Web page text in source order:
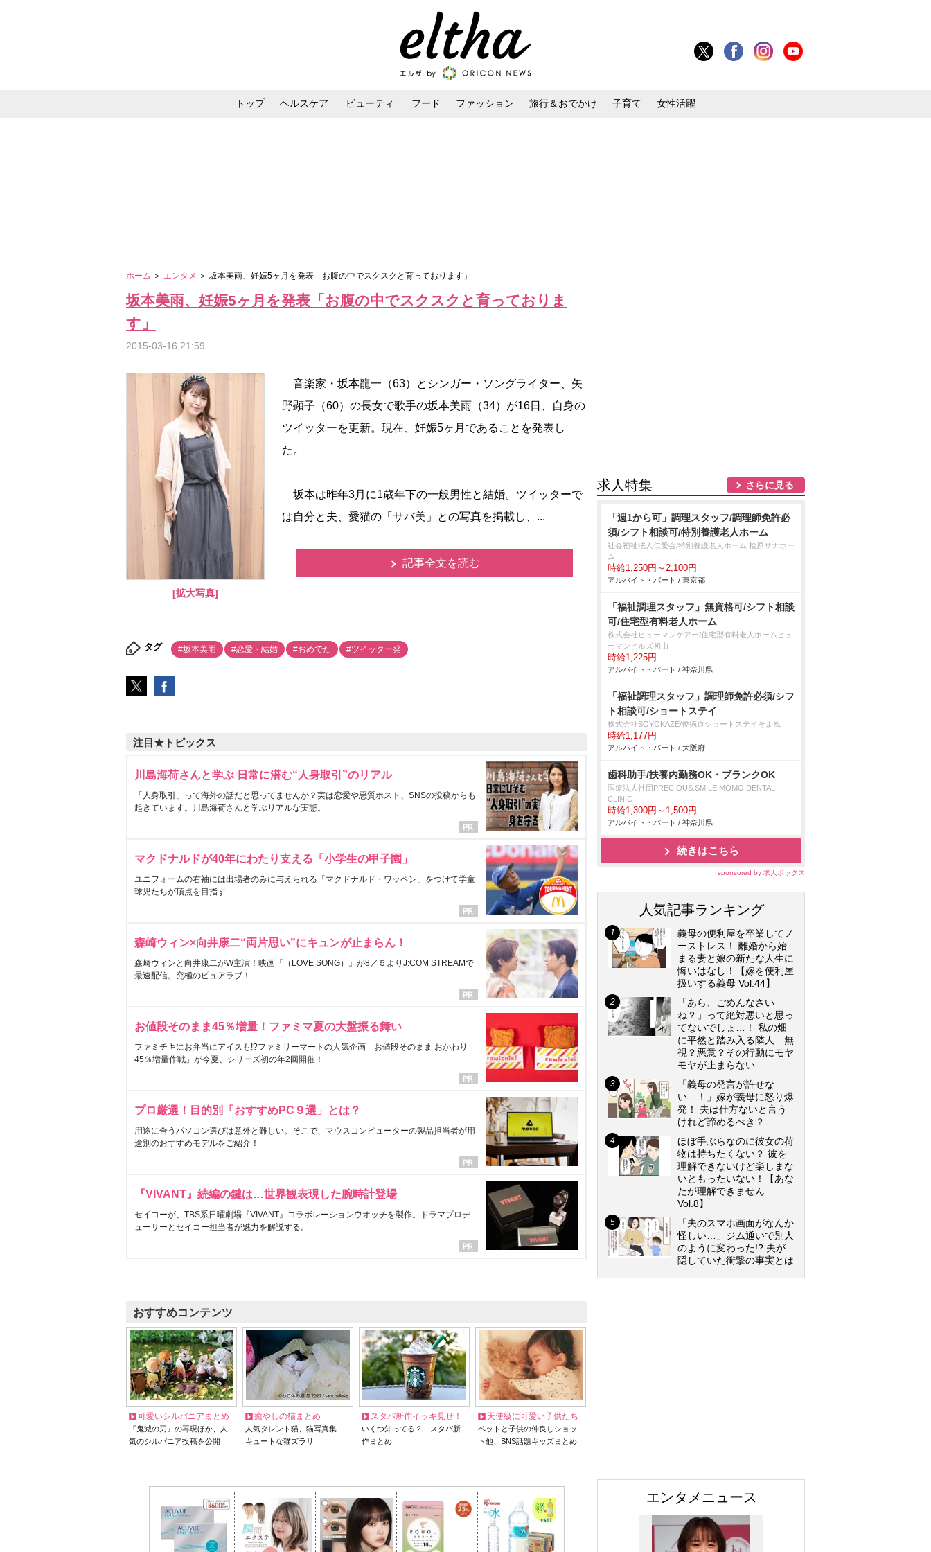
トップ ヘルスケア ビューティ フード ファッション 旅行＆おでかけ 子育て 女性活躍
ホーム ＞ エンタメ ＞ 坂本美雨、妊娠5ヶ月を発表「お腹の中でスクスクと育っております」
坂本美雨、妊娠5ヶ月を発表「お腹の中でスクスクと育っておりま
す」
2015-03-16 21:59
[拡大写真]
音楽家・坂本龍一（63）とシンガー・ソングライター、矢
野顕子（60）の長女で歌手の坂本美雨（34）が16日、自身の
ツイッターを更新。現在、妊娠5ヶ月であることを発表し
た。
坂本は昨年3月に1歳年下の一般男性と結婚。ツイッターで
は自分と夫、愛猫の「サバ美」との写真を掲載し、...
記事全文を読む
タグ #坂本美雨 #恋愛・結婚 #おめでた #ツイッター発
注目★トピックス
川島海荷さんと学ぶ 日常に潜む“人身取引”のリアル
「人身取引」って海外の話だと思ってませんか？実は恋愛や悪質ホスト、SNSの投稿からも
起きています。川島海荷さんと学ぶリアルな実態。
マクドナルドが40年にわたり支える「小学生の甲子園」
ユニフォームの右袖には出場者のみに与えられる「マクドナルド・ワッペン」をつけて学童
球児たちが頂点を目指す
森崎ウィン×向井康二“両片思い”にキュンが止まらん！
森崎ウィンと向井康二がW主演！映画『（LOVE SONG）』が8／５よりJ:COM STREAMで
最速配信。究極のピュアラブ！
お値段そのまま45％増量！ファミマ夏の大盤振る舞い
ファミチキにお弁当にアイスも!?ファミリーマートの人気企画「お値段そのまま おかわり
45％増量作戦」が今夏、シリーズ初の年2回開催！
プロ厳選！目的別「おすすめPC９選」とは？
用途に合うパソコン選びは意外と難しい。そこで、マウスコンピューターの製品担当者が用
途別のおすすめモデルをご紹介！
『VIVANT』続編の鍵は…世界観表現した腕時計登場
セイコーが、TBS系日曜劇場『VIVANT』コラボレーションウオッチを製作。ドラマプロデ
ューサーとセイコー担当者が魅力を解説する。
おすすめコンテンツ
可愛いシルバニアまとめ
『鬼滅の刃』の再現ほか、人
気のシルバニア投稿を公開
癒やしの猫まとめ
人気タレント猫、猫写真集…
キュートな猫ズラリ
スタバ新作イッキ見せ！
いくつ知ってる？ スタバ新
作まとめ
天使級に可愛い子供たち
ペットと子供の仲良しショッ
ト他、SNS話題キッズまとめ
求人特集 さらに見る
「週1から可」調理スタッフ/調理師免許必
須/シフト相談可/特別養護老人ホーム
社会福祉法人仁愛会/特別養護老人ホーム 桧原サナホー
ム
時給1,250円～2,100円
アルバイト・パート / 東京都
「福祉調理スタッフ」無資格可/シフト相談
可/住宅型有料老人ホーム
株式会社ヒューマンケアー/住宅型有料老人ホームヒュ
ーマンヒルズ初山
時給1,225円
アルバイト・パート / 神奈川県
「福祉調理スタッフ」調理師免許必須/シフ
ト相談可/ショートステイ
株式会社SOYOKAZE/俊徳道ショートステイそよ風
時給1,177円
アルバイト・パート / 大阪府
歯科助手/扶養内勤務OK・ブランクOK
医療法人社団PRECIOUS.SMILE MOMO DENTAL
CLINIC
時給1,300円～1,500円
アルバイト・パート / 神奈川県
続きはこちら
sponsored by 求人ボックス
人気記事ランキング
義母の便利屋を卒業してノ
ーストレス！ 離婚から始
まる妻と娘の新たな人生に
悔いはなし！【嫁を便利屋
扱いする義母 Vol.44】
「あら、ごめんなさい
ね？」って絶対悪いと思っ
てないでしょ…！ 私の畑
に平然と踏み入る隣人…無
視？悪意？その行動にモヤ
モヤが止まらない
「義母の発言が許せな
い…！」嫁が義母に怒り爆
発！ 夫は仕方ないと言う
けれど諦めるべき？
ほぼ手ぶらなのに彼女の荷
物は持ちたくない？ 彼を
理解できないけど楽しまな
いともったいない！【あな
たが理解できません
Vol.8】
「夫のスマホ画面がなんか
怪しい…」ジム通いで別人
のように変わった!? 夫が
隠していた衝撃の事実とは
エンタメニュース